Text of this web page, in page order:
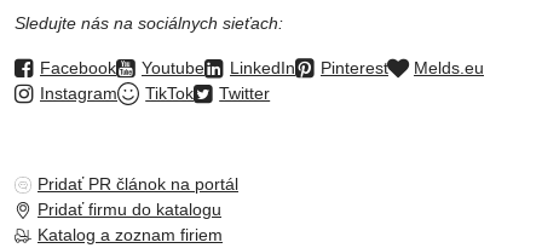
Sledujte nás na sociálnych sieťach:
Facebook Youtube LinkedIn Pinterest
Melds.eu
Instagram
TikTok Twitter
Pridať PR článok na portál
Pridať firmu do katalogu
Katalog a zoznam firiem